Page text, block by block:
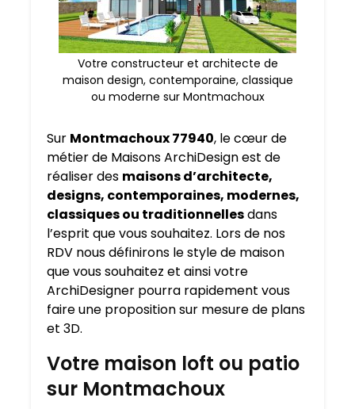
Votre constructeur et architecte de
maison design, contemporaine, classique
ou moderne sur Montmachoux
Sur Montmachoux 77940, le cœur de
métier de Maisons ArchiDesign est de
réaliser des maisons d’architecte,
designs, contemporaines, modernes,
classiques ou traditionnellesdans
l’esprit que vous souhaitez. Lors de nos
RDV nous définirons le style de maison
que vous souhaitez et ainsi votre
ArchiDesigner pourra rapidement vous
faire une proposition sur mesure de plans
et 3D.
Votre maison loft ou patio
sur Montmachoux